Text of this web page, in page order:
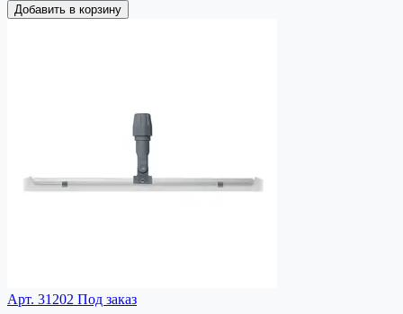
Добавить в корзину
Арт. 31202 Под заказ